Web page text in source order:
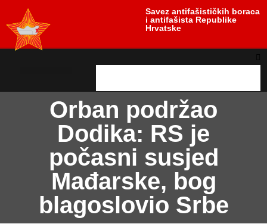
Savez antifašističkih boraca
i antifašista Republike
Hrvatske
Orban podržao
Dodika: RS je
počasni susjed
Mađarske, bog
blagoslovio Srbe